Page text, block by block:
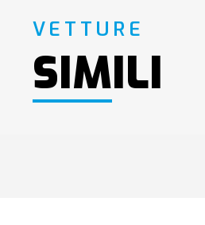
VETTURE
SIMILI